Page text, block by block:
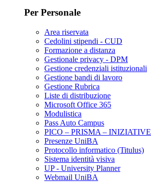
Per Personale
Area riservata
Cedolini stipendi - CUD
Formazione a distanza
Gestionale privacy - DPM
Gestione credenziali istituzionali
Gestione bandi di lavoro
Gestione Rubrica
Liste di distribuzione
Microsoft Office 365
Modulistica
Pass Auto Campus
PICO – PRISMA – INIZIATIVE
Presenze UniBA
Protocollo informatico (Titulus)
Sistema identità visiva
UP - University Planner
Webmail UniBA